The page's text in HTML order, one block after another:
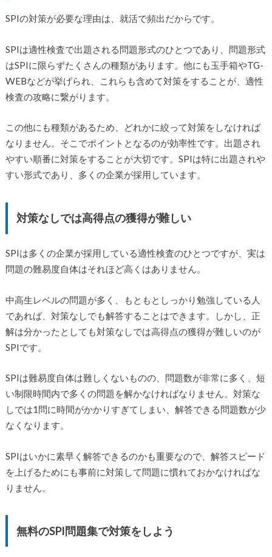
SPIの対策が必要な理由は、就活で頻出だからです。
SPIは適性検査で出題される問題形式のひとつであり、問題形式
はSPIに限らずたくさんの種類があります。他にも玉手箱やTG-
WEBなどが挙げられ、これらも含めて対策をすることが、適性
検査の攻略に繋がります。
この他にも種類があるため、どれかに絞って対策をしなければ
なりません。そこでポイントとなるのが効率性です。出題され
やすい順番に対策をすることが大切です。SPIは特に出題されや
すい形式であり、多くの企業が採用しています。
対策なしでは高得点の獲得が難しい
SPIは多くの企業が採用している適性検査のひとつですが、実は
問題の難易度自体はそれほど高くはありません。
中高生レベルの問題が多く、もともとしっかり勉強している人
であれば、対策なしでも解答することはできます。しかし、正
解は分かったとしても対策なしでは高得点の獲得が難しいのが
SPIです。
SPIは難易度自体は難しくないものの、問題数が非常に多く、短
い制限時間内で多くの問題を解かなければなりません。対策な
しでは1問に時間がかかりすぎてしまい、解答できる問題数が少
なくなります。
SPIはいかに素早く解答できるのかも重要なので、解答スピード
を上げるためにも事前に対策して問題に慣れておかなければな
りません。
無料のSPI問題集で対策をしよう